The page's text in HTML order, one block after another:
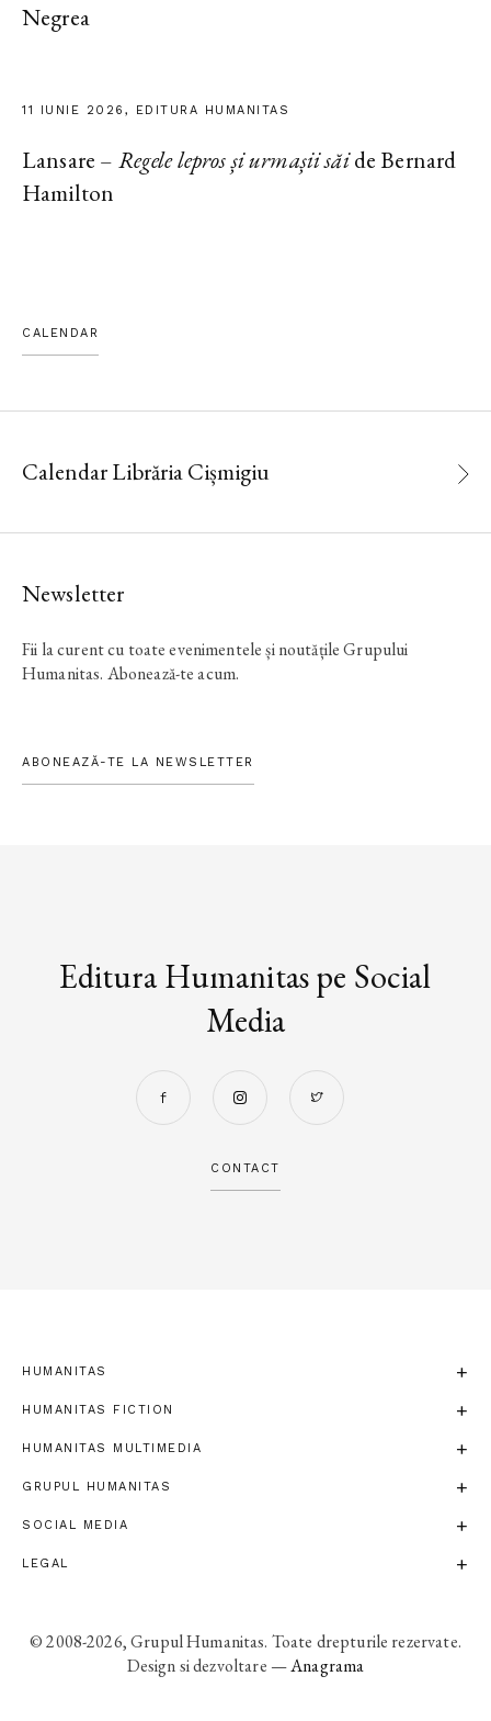
Negrea
11 IUNIE 2026, EDITURA HUMANITAS
Lansare – Regele lepros și urmașii săide Bernard
Hamilton
CALENDAR
Calendar Librăria Cișmigiu
Newsletter
Fii la curent cu toate evenimentele și noutățile Grupului
Humanitas. Abonează-te acum.
ABONEAZĂ-TE LA NEWSLETTER
Editura Humanitas pe Social
Media
CONTACT
HUMANITAS
HUMANITAS FICTION
HUMANITAS MULTIMEDIA
GRUPUL HUMANITAS
SOCIAL MEDIA
LEGAL
© 2008-2026, Grupul Humanitas. Toate drepturile rezervate.
Design si dezvoltare —Anagrama